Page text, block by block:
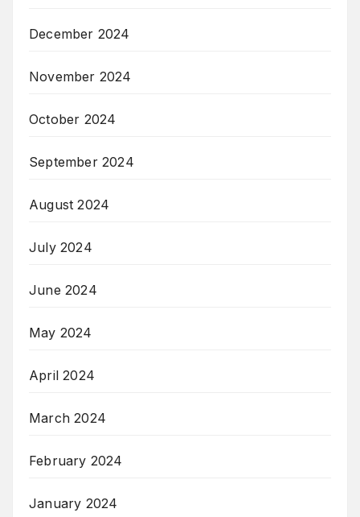
December 2024
November 2024
October 2024
September 2024
August 2024
July 2024
June 2024
May 2024
April 2024
March 2024
February 2024
January 2024